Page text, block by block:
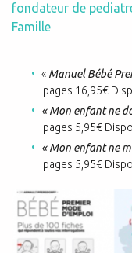
fondateur de
Famille
« Manuel Bébé
pages 16,95€
« Mon enfant ne
pages 5,95€
« Mon enfant ne
pages 5,95€